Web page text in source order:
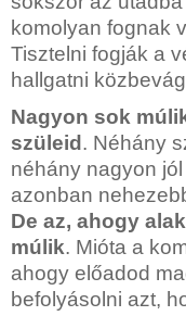
komolyan fognak
Tisztelni fogják a
hallgatni
Nagyon sok
szüleid. Néhány
néhány nagyon
azonban
De az, ahogy
múlik. Mióta a
ahogy előadod
befolyásolni azt,